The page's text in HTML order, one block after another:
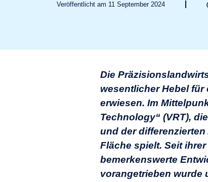
Veröffentlicht am 11 September 2024
Die
wesentlicher Hebel
erwiesen. Im
Technology“ (VRT),
und der
Fläche spielt. Seit
bemerkenswerte
vorangetrieben wurde